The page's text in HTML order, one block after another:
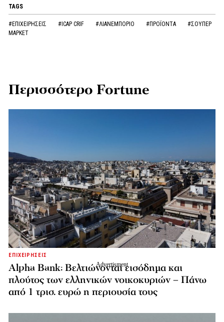
TAGS
#ΕΠΙΧΕΙΡΗΣΕΙΣ #ICAP CRIF #ΛΙΑΝΕΜΠΟΡΙΟ #ΠΡΟΪΟΝΤΑ
#ΣΟΥΠΕΡ
ΜΑΡΚΕΤ
Περισσότερο Fortune
ΕΠΙΧΕΙΡΗΣΕΙΣ
Alpha Bank: Βελτιώνονται εισόδημα και
πλούτος των ελληνικών νοικοκυριών – Πάνω
από 1 τρισ. ευρώ η περιουσία τους